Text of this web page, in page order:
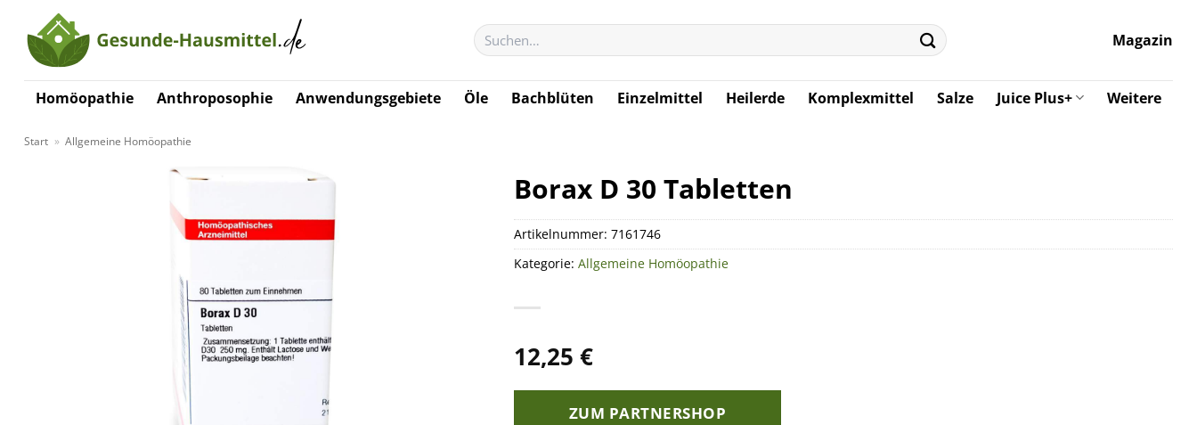
Inhalt
springen
Suchen
nach:
Magazin
Homöopathie Anthroposophie Anwendungsgebiete Öle Bachblüten Einzelmittel Heilerde Komplexmittel Salze Juice Plus+ Weitere
Start » Allgemeine Homöopathie
Borax D 30 Tabletten
12,25 €
ZUM PARTNERSHOP
Artikelnummer: 7161746
Kategorie: Allgemeine Homöopathie